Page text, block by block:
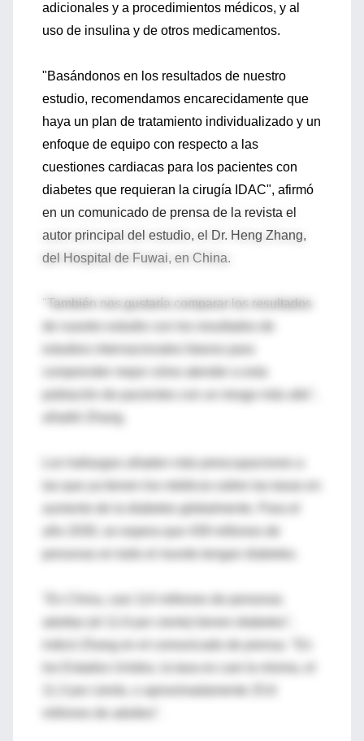
adicionales y a procedimientos médicos, y al
uso de insulina y de otros medicamentos.
"Basándonos en los resultados de nuestro
estudio, recomendamos encarecidamente que
haya un plan de tratamiento individualizado y un
enfoque de equipo con respecto a las
cuestiones cardiacas para los pacientes con
diabetes que requieran la cirugía IDAC", afirmó
en un comunicado de prensa de la revista el
autor principal del estudio, el Dr. Heng Zhang,
del Hospital de Fuwai, en China.
"También nos gustaría comparar los resultados
población de pacientes con un riesgo más alto",
Los hallazgos añaden más preocupaciones a
personas en todo el mundo tengan diabetes.
11.3 por ciento, o aproximadamente 25.6